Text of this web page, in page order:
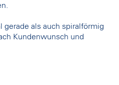
gerade als auch spiralförmig
Kundenwunsch und